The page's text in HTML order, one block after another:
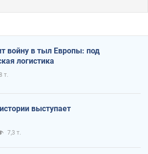
войну в тыл Европы: под
логистика
т.
выступает
7,3 т.